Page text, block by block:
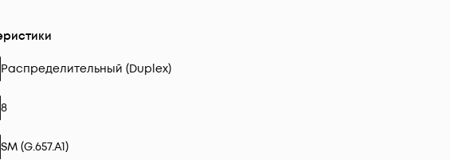
Распределительный (Duplex)
8
SM (G.657.A1)